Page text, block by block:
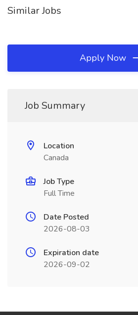
Similar Jobs
Apply Now
Job Summary
Location
Canada
Job Type
Full Time
Date Posted
2026-08-03
Expiration date
2026-09-02